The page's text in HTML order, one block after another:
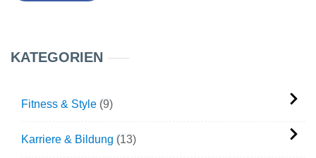
KATEGORIEN
Fitness & Style 9
Karriere & Bildung 13